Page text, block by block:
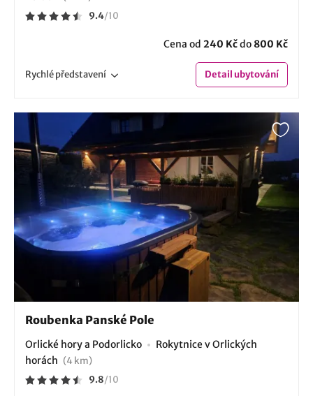
9.4/10
Cena od 240 Kčdo 800 Kč
Rychlépředstavení Detailubytování
Roubenka Panské Pole
Orlické hory a Podorlicko
Rokytnice v Orlických
horách (4 km)
9.8/10